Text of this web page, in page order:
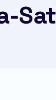
Sat